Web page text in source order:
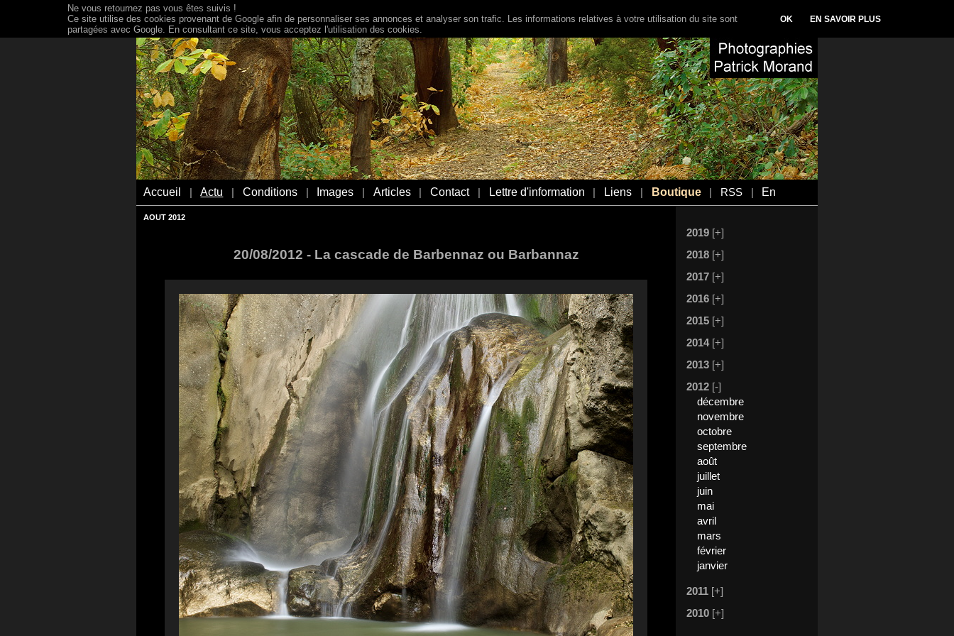
Accueil Actu Conditions Images Articles Contact Lettre d'information Liens Boutique RSS En
AOUT 2012
20/08/2012 - La cascade de Barbennaz ou Barbannaz
2019 [+]
2018 [+]
2017 [+]
2016 [+]
2015 [+]
2014 [+]
2013 [+]
2012 [-]
décembre
novembre
octobre
septembre
août
juillet
juin
mai
avril
mars
février
janvier
2011 [+]
2010 [+]
Ne vous retournez pas vous êtes suivis !
Ce site utilise des cookies provenant de Google afin de personnaliser ses annonces et analyser son trafic. Les informations relatives à votre utilisation du site sont
partagées avec Google. En consultant ce site, vous acceptez l'utilisation des cookies.
OK EN SAVOIR PLUS